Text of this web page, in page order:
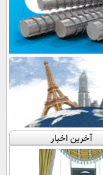
آخرین اخبار